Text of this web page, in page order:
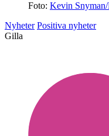
Foto: Kevin
Nyheter Positiva nyheter
Gilla